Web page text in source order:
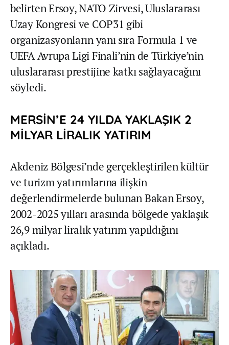
belirten Ersoy, NATO Zirvesi, Uluslararası
Uzay Kongresi ve COP31 gibi
organizasyonların yanı sıra Formula 1 ve
UEFA Avrupa Ligi Finali’nin de Türkiye’nin
uluslararası prestijine katkı sağlayacağını
söyledi.
MERSİN’E 24 YILDA YAKLAŞIK 2
MİLYAR LİRALIK YATIRIM
Akdeniz Bölgesi’nde gerçekleştirilen kültür
ve turizm yatırımlarına ilişkin
değerlendirmelerde bulunan Bakan Ersoy,
2002-2025 yılları arasında bölgede yaklaşık
26,9 milyar liralık yatırım yapıldığını
açıkladı.